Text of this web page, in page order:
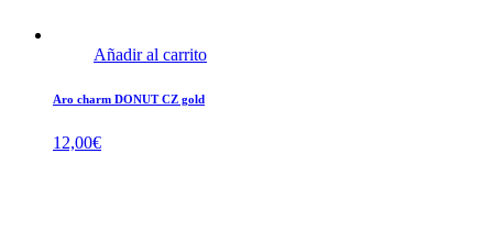
Añadir al carrito
Aro charm DONUT CZ gold
12,00€